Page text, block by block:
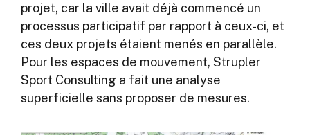
projet, car la ville avait déjà commencé un
processus participatif par rapport à ceux-ci, et
ces deux projets étaient menés en parallèle.
Pour les espaces de mouvement, Strupler
Sport Consulting a fait une analyse
superficielle sans proposer de mesures.